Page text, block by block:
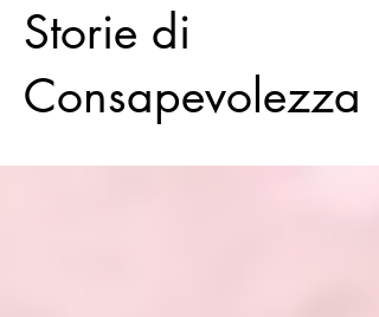
Storie di
Consapevolezza